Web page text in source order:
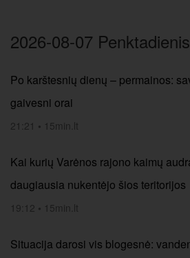
2026-08-07 Penktadienis
Po karštesnių dienų – permainos:
gaivesni orai
21:21 • 15min.lt
Kai kurių Varėnos rajono kaimų
daugiausia nukentėjo šios teritorijos
19:12 • 15min.lt
Situacija darosi vis blogesnė: